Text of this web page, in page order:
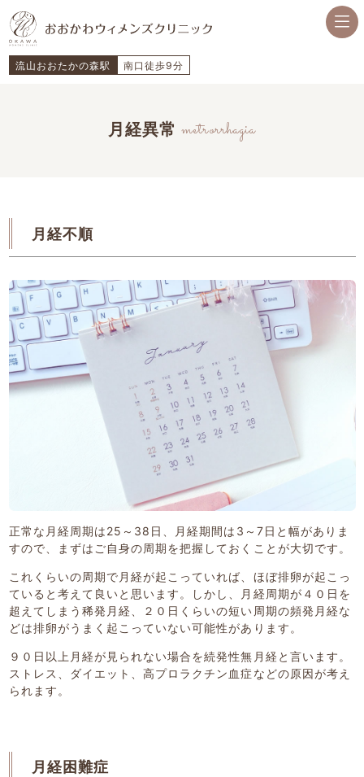
流山おおたかの森駅 南口徒歩9分
月経異常metrorrhagia
月経不順
正常な月経周期は25～38日、月経期間は3～7日と幅がありま
すので、まずはご自身の周期を把握しておくことが大切です。
これくらいの周期で月経が起こっていれば、ほぼ排卵が起こっ
ていると考えて良いと思います。しかし、月経周期が４０日を
超えてしまう稀発月経、２０日くらいの短い周期の頻発月経な
どは排卵がうまく起こっていない可能性があります。
９０日以上月経が見られない場合を続発性無月経と言います。
ストレス、ダイエット、高プロラクチン血症などの原因が考え
られます。
月経困難症